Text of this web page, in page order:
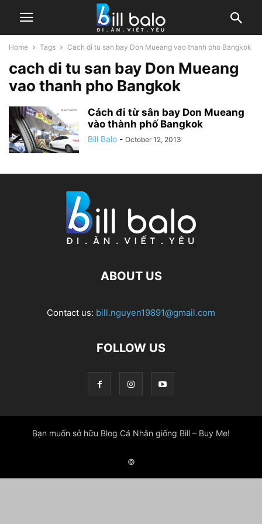
Home Tags Cach di tu san bay Don Mueang vao thanh pho Bangkok
cach di tu san bay Don Mueang
vao thanh pho Bangkok
Cách đi từ sân bay Don Mueang
vào thành phố Bangkok
Bill Balo - October 12, 2013
ABOUT US
Contact us: bill.nguyen19891@gmail.com
FOLLOW US
Bạn muốn sở hữu Blog Cá Nhân giống Bill – Buy Me!
©